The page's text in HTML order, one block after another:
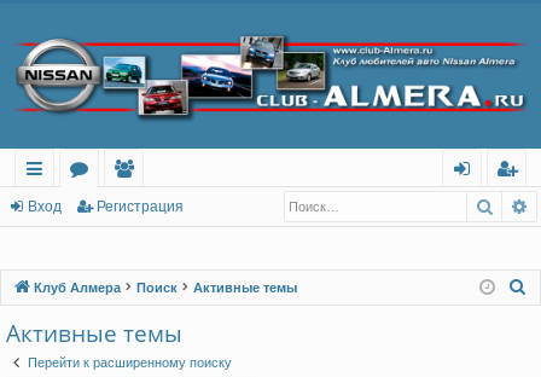
с
лк
о
м
ол
ов
ел
ег
тр
Вход Регистрация
Клуб Алмера Поиск Активные темы
Активные темы
Перейти к расширенному поиску